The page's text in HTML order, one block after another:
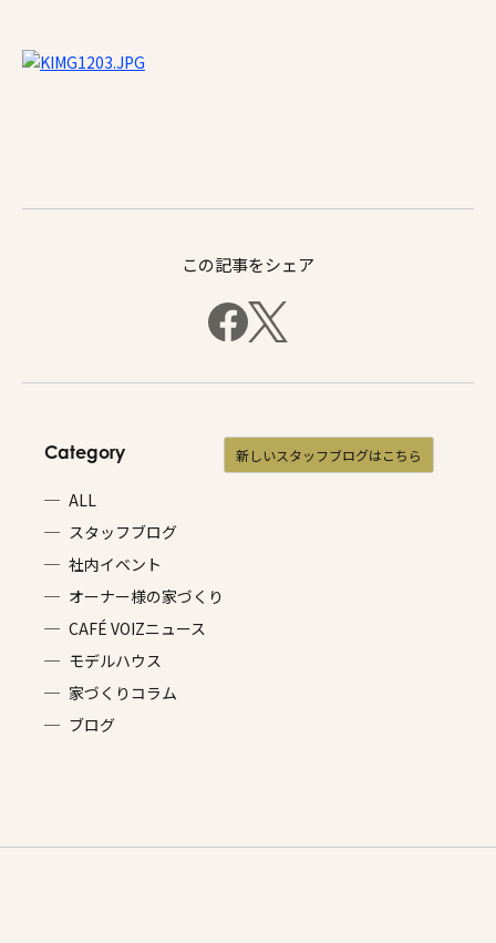
この記事をシェア
Category
ALL
スタッフブログ
社内イベント
オーナー様の家づくり
CAFÉ VOIZニュース
モデルハウス
家づくりコラム
ブログ
新しいスタッフブログはこちら